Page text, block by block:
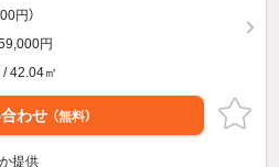
円）
円
42.04㎡
わせ （無料）
提供